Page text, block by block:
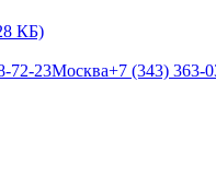
КБ)
72-23Москва+7 (343) 363-